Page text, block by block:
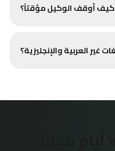
كيف أوقف الوكيل مؤقتاً؟